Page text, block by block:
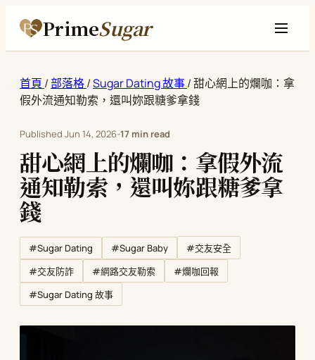
PrimeSugar
首頁 /部落格/Sugar Dating 故事/甜心網上的爛咖：拿
假外流通知勒索，還叫妳跟糖爹拿錢
Published Jun 14, 2026-17 min read
甜心網上的爛咖：拿假外流
通知勒索，還叫妳跟糖爹拿
錢
#Sugar Dating #Sugar Baby
#交友安全
#交友防詐
#網路交友勒索
#爛咖回報
#Sugar Dating 故事